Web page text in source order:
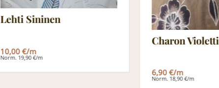
Lehti Sininen
10,00 €/m
Norm. 19,90 €/m
Charon Violetti
6,90 €/m
Norm. 18,90 €/m